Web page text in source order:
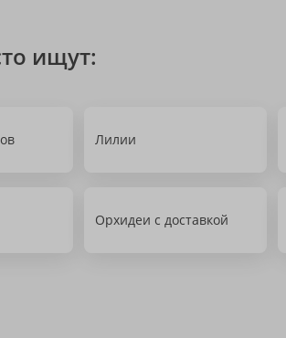
ищут:
Лилии
Орхидеи с доставкой